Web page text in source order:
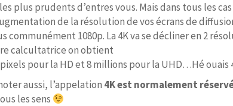
plus prudents d’entres vous. Mais dans tous les
de la résolution de vos écrans de
communément 1080p. La 4K va se décliner en 2
calcultatrice on obtient
pour la HD et 8 millions pour la UHD…Hé ouais
aussi, l’appelation 4K est normalement
les sens